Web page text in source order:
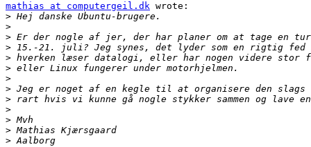
mathias at computergeil.dk wrote:
>
>
>
>
>
>
>
>
>
>
>
>
>